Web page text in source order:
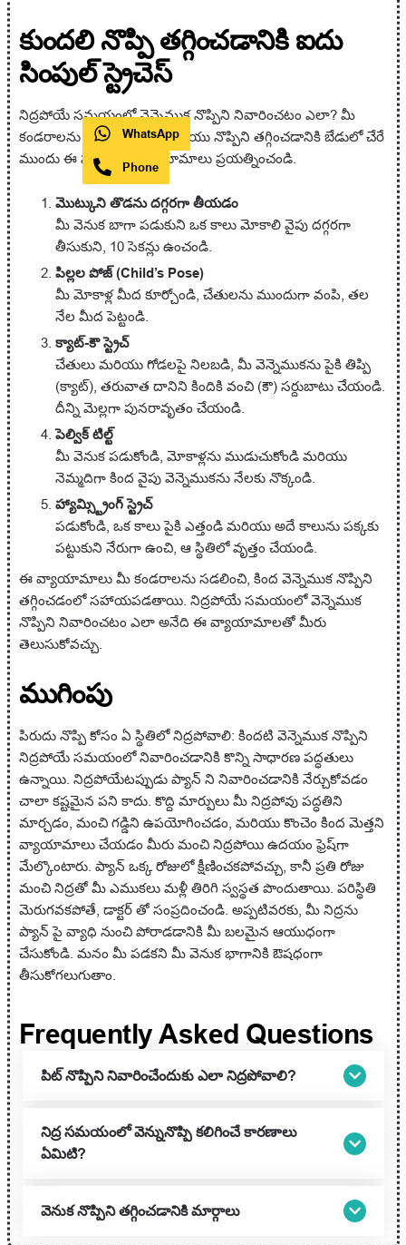
కుందలి నొప్పి తగ్గించడానికి ఐదు
సింపుల్ స్ట్రెచెస్
నిద్రపోయే సమయంలో వెన్నెముక నొప్పిని నివారించటం ఎలా? మీ
కండరాలను సడలించడానికి మరియు నొప్పిని తగ్గించడానికి బేడులో చేరే
ముందు ఈ సరళమైన వ్యాయామాలు ప్రయత్నించండి.
మొట్కుని తొడను దగ్గరగా తీయడం
మీ వెనుక బాగా పడుకుని ఒక కాలు మోకాలి వైపు దగ్గరగా
తీసుకుని, 10 సెకన్లు ఉంచండి.
పిల్లల పోజ్ (Child’s Pose)
మీ మోకాళ్ల మీద కూర్చోండి, చేతులను ముందుగా వంపి, తల
నేల మీద పెట్టండి.
క్యాట్-కౌ స్ట్రెచ్
చేతులు మరియు గోడలపై నిలబడి, మీ వెన్నెముకను పైకి తిప్పి
(క్యాట్), తరువాత దానిని కిందికి వంచి (కౌ) సర్దుబాటు చేయండి.
దీన్ని మెల్లగా పునరావృతం చేయండి.
పెల్విక్ టిల్ట్
మీ వెనుక పడుకోండి, మోకాళ్లను ముడుచుకోండి మరియు
నెమ్మదిగా కింద వైపు వెన్నెముకను నేలకు నొక్కండి.
హ్యామ్స్ట్రింగ్ స్ట్రెచ్
పడుకోండి, ఒక కాలు పైకి ఎత్తండి మరియు అదే కాలును పక్కకు
పట్టుకుని నేరుగా ఉంచి, ఆ స్థితిలో వృత్తం చేయండి.
ఈ వ్యాయామాలు మీ కండరాలను సడలించి, కింద వెన్నెముక నొప్పిని
తగ్గించడంలో సహాయపడతాయి. నిద్రపోయే సమయంలో వెన్నెముక
నొప్పిని నివారించటం ఎలా అనేది ఈ వ్యాయామాలతో మీరు
తెలుసుకోవచ్చు.
ముగింపు
పిరుదు నొప్పి కోసం ఏ స్థితిలో నిద్రపోవాలి: కిందటి వెన్నెముక నొప్పిని
నిద్రపోయే సమయంలో నివారించడానికి కొన్ని సాధారణ పద్ధతులు
ఉన్నాయి. నిద్రపోయేటప్పుడు ప్యాన్ ని నివారించడానికి నేర్చుకోవడం
చాలా కష్టమైన పని కాదు. కొద్ది మార్పులు మీ నిద్రపోవు పద్ధతిని
మార్చడం, మంచి గడ్డిని ఉపయోగించడం, మరియు కొంచెం కింద మెత్తని
వ్యాయామాలు చేయడం మీరు మంచి నిద్రపోయి ఉదయం ఫ్రెష్‌గా
మేల్కొంటారు. ప్యాన్ ఒక్క రోజులో క్షీణించకపోవచ్చు, కానీ ప్రతి రోజు
మంచి నిద్రతో మీ ఎముకలు మళ్లీ తిరిగి స్వస్థత పొందుతాయి. పరిస్థితి
మెరుగవకపోతే, డాక్టర్ తో సంప్రదించండి. అప్పటివరకు, మీ నిద్రను
ప్యాన్ పై వ్యాధి నుంచి పోరాడడానికి మీ బలమైన ఆయుధంగా
చేసుకోండి. మనం మీ పడకని మీ వెనుక భాగానికి ఔషధంగా
తీసుకోగలుగుతాం.
Frequently Asked Questions
పిట్ నొప్పిని నివారించేందుకు ఎలా నిద్రపోవాలి?
నిద్ర సమయంలో వెన్నునొప్పి కలిగించే కారణాలు
ఏమిటి?
వెనుక నొప్పిని తగ్గించడానికి మార్గాలు
WhatsApp
Phone